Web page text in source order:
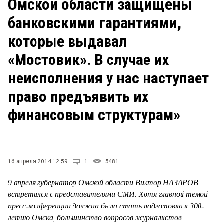
СТИЛЬ ЖИЗНИ
Блоги
Архив
Омской области защищены
банковскими гарантиями,
которые выдавал
«Мостовик». В случае их
неисполнения у нас наступает
право предъявить их
финансовым структурам»
16 апреля 2014 12:59 1 5481
9 апреля губернатор Омской области Виктор НАЗАРОВ
встретился с представителями СМИ. Хотя главной темой
пресс-конференции должна была стать подготовка к 300-
летию Омска, большинство вопросов журналистов